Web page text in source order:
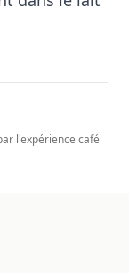
l'expérience café